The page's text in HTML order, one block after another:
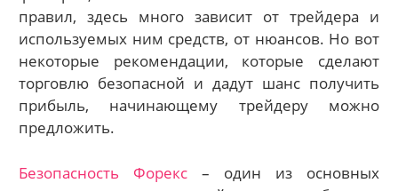
правил, здесь много зависит от трейдера и
используемых ним средств, от нюансов. Но вот
некоторые рекомендации, которые сделают
торговлю безопасной и дадут шанс получить
прибыль, начинающему трейдеру можно
предложить.
Безопасность Форекс – один из основных